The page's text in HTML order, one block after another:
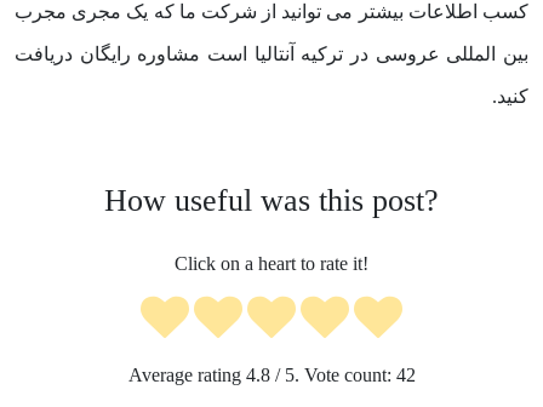
کسب اطلاعات بیشتر می توانید از شرکت ما که یک مجری مجرب
بین المللی عروسی در ترکیه آنتالیا است مشاوره رایگان دریافت
کنید.
How useful was this post?
Click on a heart to rate it!
Average rating 4.8/ 5. Vote count: 42